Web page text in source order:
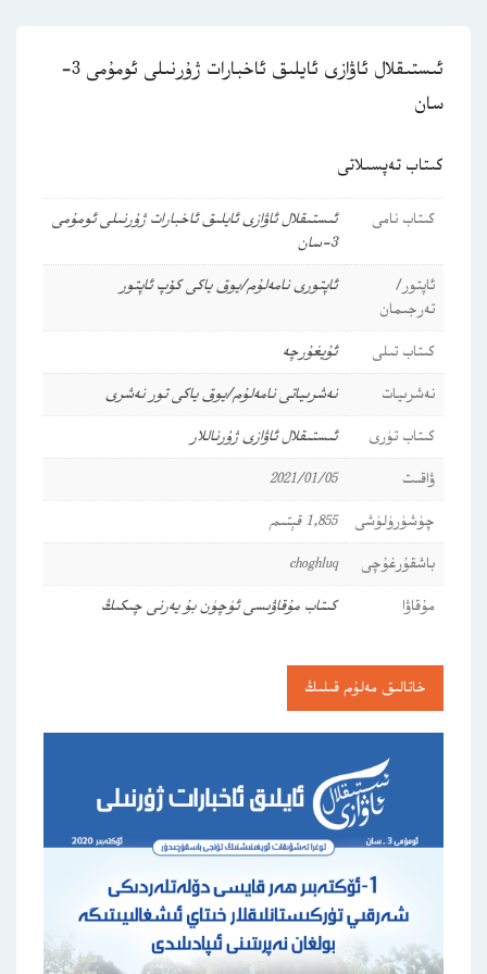
ئىستىقلال ئاۋازى ئايلىق ئاخبارات ژۇرنىلى ئومۇمى 3-
سان
كىتاب تەپسىلاتى
كىتاب نامى
ئىستىقلال ئاۋازى ئايلىق ئاخبارات ژۇرنىلى ئومۇمى
3-سان
ئاپتور/
تەرجىمان
ئاپتورى نامەلۇم/يوق ياكى كۆپ ئاپتور
كىتاب تىلى
ئۇيغۇرچە
نەشرىيات
نەشرىياتى نامەلۇم/يوق ياكى تور نەشرى
كىتاب تۈرى
ئىستىقلال ئاۋازى ژۇرناللار
ۋاقىت
2021/01/05
چۈشۈرۈلۈشى
1,855 قېتىم
باشقۇرغۇچى
choghluq
مۇقاۋا
كىتاب مۇقاۋىسى ئۈچۈن بۇ يەرنى چىكىڭ
خاتالىق مەلۇم قىلىڭ